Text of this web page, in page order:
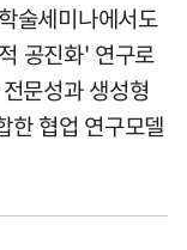
술세미나에서도
공진화' 연구로
문성과 생성형
한 협업 연구모델